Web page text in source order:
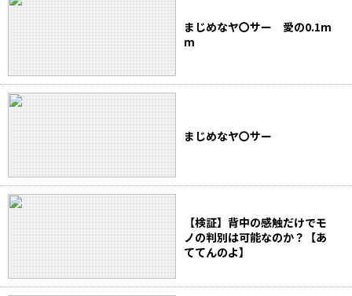
まじめなヤ〇サー 愛の0.1m
m
まじめなヤ〇サー
【検証】背中の感触だけでモ
ノの判別は可能なのか？【あ
ててんのよ】